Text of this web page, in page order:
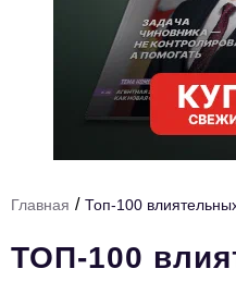
Тема номера
Технологии и тренды
Главная / Топ-100
ТОП-100